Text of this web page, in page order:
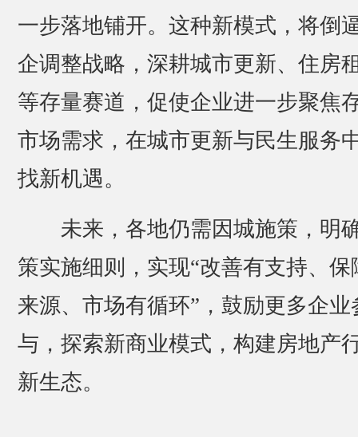
一步落地铺开。这种新模式，将倒
企调整战略，深耕城市更新、住房
等存量赛道，促使企业进一步聚焦
市场需求，在城市更新与民生服务
找新机遇。
未来，各地仍需因城施策，明
策实施细则，实现“改善有支持、保
来源、市场有循环”，鼓励更多企业
与，探索新商业模式，构建房地产
新生态。